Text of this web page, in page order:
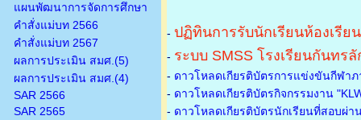
แผนพัฒนาการจัดการศึกษา
คำสั่งแม่บท 2566
คำสั่งแม่บท 2567
ผลการประเมิน สมศ.(5)
ผลการประเมิน สมศ.(4)
SAR 2566
SAR 2565
- ปฏิทินการรับนักเรียนห้องเรีย
- ระบบ SMSS โรงเรียนกันทร
- ดาวโหลดเกียรติบัตรการแข่งขันกีฬา
- ดาวโหลดเกียรติบัตรกิจกรรมงาน
- ดาวโหลดเกียรติบัตรนักเรียนที่สอบผ่